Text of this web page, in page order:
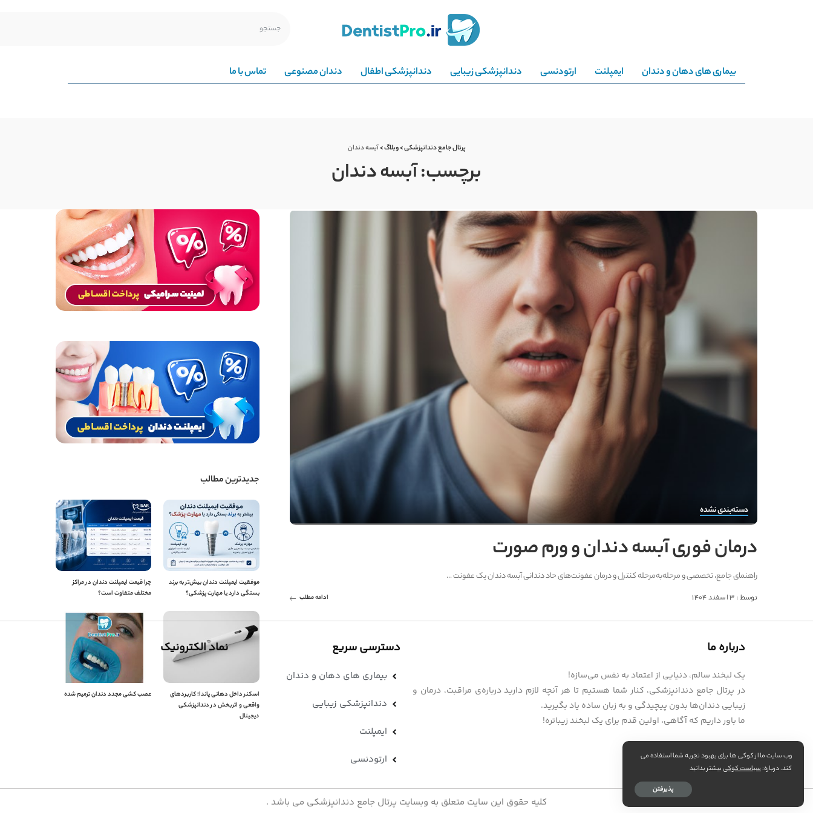
بیماری های دهان و دندان ایمپلنت ارتودنسی دندانپزشکی زیبایی دندانپزشکی اطفال دندان مصنوعی تماس با ما
پرتال جامع دندانپزشکی>وبلاگ>آبسه دندان
برچسب:آبسه دندان
دسته‌بندی نشده
درمان فوری آبسه دندان و ورم صورت
راهنمای جامع، تخصصی و مرحله‌به‌مرحله کنترل و درمان عفونت‌های حاد دندانی آبسه دندان یک عفونت...
توسط 3 اسفند 1404 ادامه مطلب
جدیدترین مطالب
موفقیت ایمپلنت دندان بیش‌تر به برند
بستگی دارد یا مهارت پزشکی؟
چرا قیمت ایمپلنت دندان در مراکز
مختلف متفاوت است؟
اسکنر داخل دهانی پاندا؛ کاربردهای
واقعی و اثربخش در دندانپزشکی
دیجیتال
عصب کشی مجدد دندان ترمیم شده
درباره ما
یک لبخند سالم، دنیایی از اعتماد به نفس می‌سازه!
در پرتال جامع دندانپزشکی، کنار شما هستیم تا هر آنچه لازم دارید درباره‌ی مراقبت، درمان و
زیبایی دندان‌ها بدون پیچیدگی و به زبان ساده یاد بگیرید.
ما باور داریم که آگاهی، اولین قدم برای یک لبخند زیباتره!
دسترسی سریع
بیماری های دهان و دندان
دندانپزشکی زیبایی
ایمپلنت
ارتودنسی
نماد الکترونیک
کلیه حقوق این سایت متعلق به وبسایت پرتال جامع دندانپزشکی می باشد .
وب سایت ما از کوکی ها برای بهبود تجربه شما استفاده می
کند. درباره:سیاست کوکیبیشتر بدانید
پذیرفتن